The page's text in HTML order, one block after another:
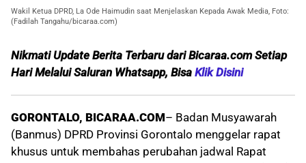
Wakil Ketua DPRD, La Ode Haimudin saat Menjelaskan Kepada Awak Media, Foto:
(Fadilah Tangahu/bicaraa.com)
Nikmati Update Berita Terbaru dari Bicaraa.com Setiap
Hari Melalui Saluran Whatsapp, Bisa Klik Disini
GORONTALO, BICARAA.COM– Badan Musyawarah
(Banmus) DPRD Provinsi Gorontalo menggelar rapat
khusus untuk membahas perubahan jadwal Rapat